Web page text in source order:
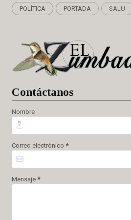
POLÍTICA PORTADA SALU
Contáctanos
Nombre
Correo electrónico *
Mensaje *